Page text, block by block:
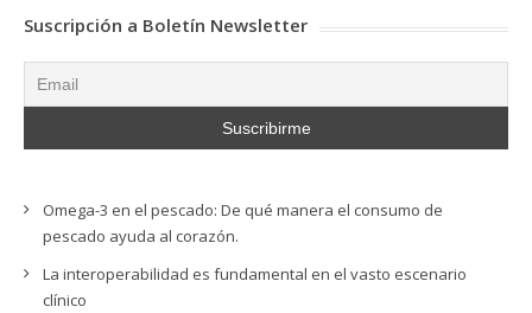
Suscripción a Boletín Newsletter
Omega-3 en el pescado: De qué manera el consumo de
pescado ayuda al corazón.
La interoperabilidad es fundamental en el vasto escenario
clínico